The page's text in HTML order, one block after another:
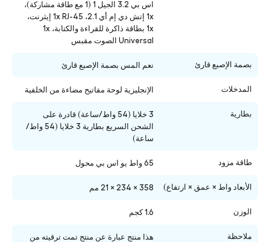
اس بي 3.2 الجيل 1 (1 مع طاقة مشاركة)،
1x إتش دي إم أي 2.1، 1x RJ-45 إيثرنت،
1x بطاقة ذاكرة للقراءة
والكتابة، 1x
Universal الصوت مقبس
بصمة الإصبع قارئ نعم المس بصمة الإصبع قارئ
المدخلات الإنجليزية لوحة مفاتيح مضاءة من الخلفية
بطارية
3 خلايا (54 واط/ساعة) قادرة على
الشحن السريع بطارية 3 خلايا (54 واط/
ساعة)
طاقة مزود 65 واط يو اس بي محول
الأبعاد واط × عمق × ارتفاع) 358 × 234 × 21 مم
الوزن 1.6 كجم
ملاحظة
هذا منتج عبارة عن منتج تمت ترقيته من